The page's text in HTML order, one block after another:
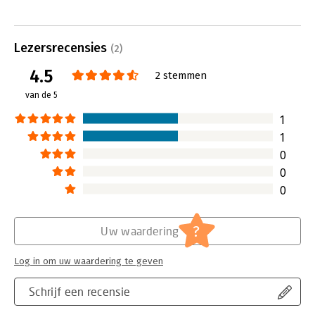
Auteur Jeroen Hendriksen zegt over
mijn passies: wandelen, coachen,
onderzoeken, theorie en praktijk met
Lees verder
Lezersrecensies (2)
4.5
van de 5
2 stemmen
1
1
0
0
0
Schrijf een recensie
Uw waardering ?
Log in om uw waardering te geven